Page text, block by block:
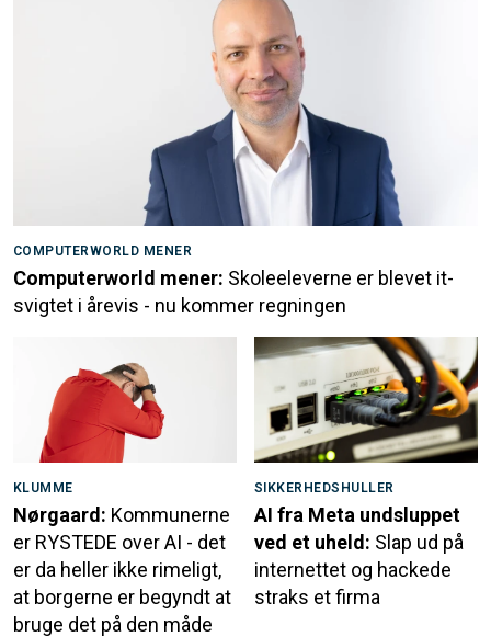
COMPUTERWORLD MENER
Computerworld mener: Skoleeleverne er blevet it-
svigtet i årevis - nu kommer regningen
KLUMME
Nørgaard: Kommunerne
er RYSTEDE over AI - det
er da heller ikke rimeligt,
at borgerne er begyndt at
bruge det på den måde
SIKKERHEDSHULLER
AI fra Meta undsluppet
ved et uheld: Slap ud på
internettet og hackede
straks et firma